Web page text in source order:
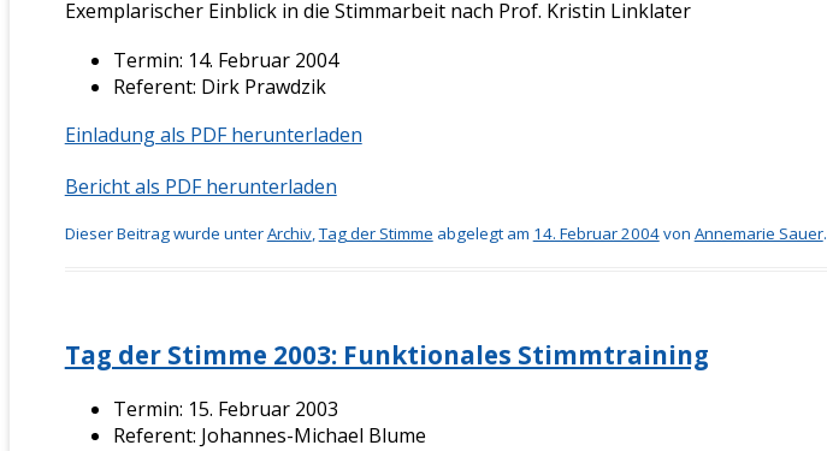
Exemplarischer Einblick in die Stimmarbeit nach Prof. Kristin Linklater
Termin: 14. Februar 2004
Referent: Dirk Prawdzik
Einladung als PDF herunterladen
Bericht als PDF herunterladen
Dieser Beitrag wurde unterArchiv,Tag der Stimme abgelegt am 14. Februar 2004von Annemarie Sauer.
Tag der Stimme 2003: Funktionales Stimmtraining
Termin: 15. Februar 2003
Referent: Johannes-Michael Blume